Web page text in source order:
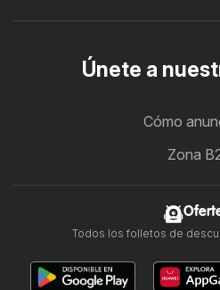
Únete a
Cómo
Zona
Todos los folletos de